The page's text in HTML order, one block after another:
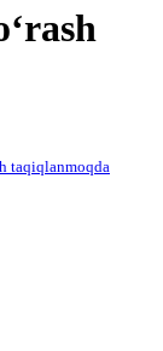
taqiqlanmoqda